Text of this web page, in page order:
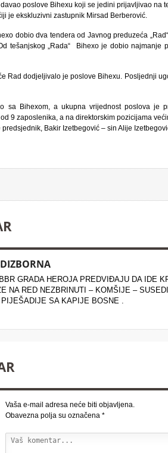
poslove Bihexu koji se jedini prijavljivao na
je ekskluzivni zastupnik Mirsad Berberović.
dobio dva tendera od Javnog preduzeća
tešanjskog „Rada“ Bihexo je dobio najmanje
Rad dodjeljivalo je poslove Bihexu. Posljednji
sa Bihexom, a ukupna vrijednost poslova je
9 zaposlenika, a na direktorskim pozicijama
Bakir Izetbegović – sin Alije
GRADA HEROJA PREDVIĐAJU DA IDE
NA RED NEZBRINUTI – KOMŠIJE –
PIJEŠADIJE SA KAPIJE BOSNE .
Vaša e-mail adresa neće biti objavljena.
Obavezna polja su označena *